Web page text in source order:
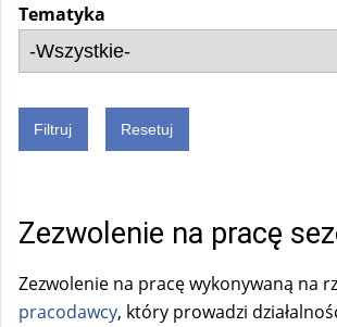
Tematyka
Zezwolenie na pracę
Zezwolenie na pracę wykonywaną na
pracodawcy, który prowadzi